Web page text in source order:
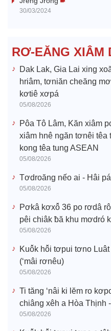
30/03/2024
RƠ-EĂNG XIÂM
Dak Lak, Gia Lai xing
hriâm, tơniăn cheăng
kơtiê xơpá
05/08/2026
Pôa Tô Lâm, Kăn xiâm
xiâm hnê ngăn tơnêi têa
kong têa tung ASEAN
05/08/2026
Tơdroăng nếo ai - Hâi
05/08/2026
Pơkâ kơxô̆ 36 po rơdâ
pêi chiâk ƀă khu mơdró
05/08/2026
Kuô̆k hô̆i tơpui tơno
(‘mâi rơnêu)
05/08/2026
Ti tăng ‘nâi ki lĕm ro
chiâng xêh a Hòa Thịnh
05/08/2026